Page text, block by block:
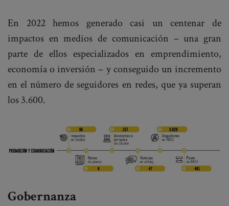
En 2022 hemos generado casi un centenar de
impactos en medios de comunicación – una gran
parte de ellos especializados en emprendimiento,
economía o inversión – y conseguido un incremento
en el número de seguidores en redes, que ya superan
los 3.600.
Gobernanza